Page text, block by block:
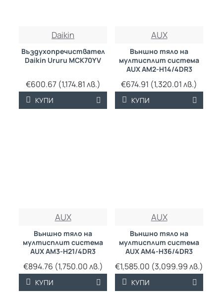
Daikin
Въздухопречиствател
Daikin Ururu MCK70YV
€600.67 (1,174.81 лв.)
КУПИ
AUX
Външно тяло на
мултисплит система
AUX AM2-H14/4DR3
€674.91 (1,320.01 лв.)
КУПИ
AUX
Външно тяло на
мултисплит система
AUX AM3-H21/4DR3
€894.76 (1,750.00 лв.)
КУПИ
AUX
Външно тяло на
мултисплит система
AUX AM4-H36/4DR3
€1,585.00 (3,099.99 лв.)
КУПИ